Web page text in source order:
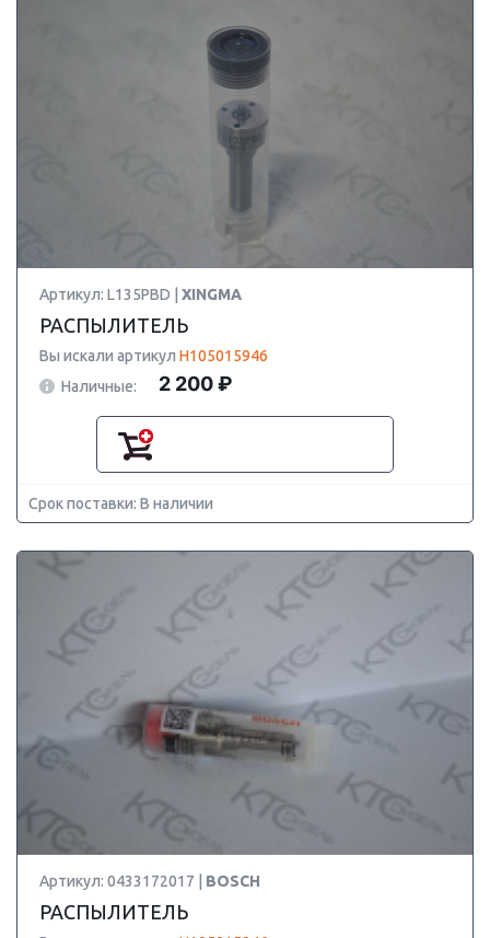
Артикул: L135PBD | XINGMA
РАСПЫЛИТЕЛЬ
Вы искали артикул H105015946
Наличные:
2 200 ₽
Срок поставки: В наличии
Артикул: 0433172017 | BOSCH
РАСПЫЛИТЕЛЬ